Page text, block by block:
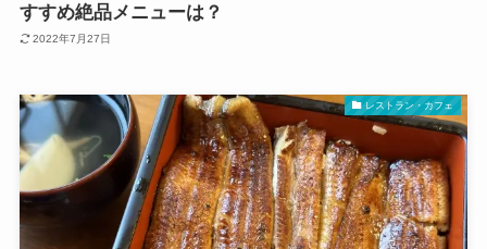
すすめ絶品メニューは？
2022年7月27日
レストラン・カフェ